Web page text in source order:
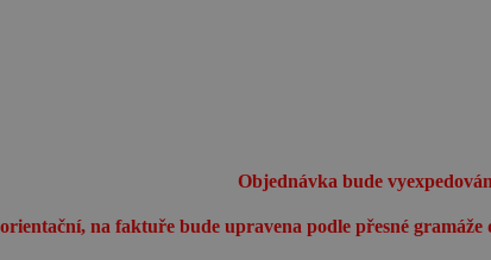
Objednávka bude
na faktuře bude upravena podle přesné